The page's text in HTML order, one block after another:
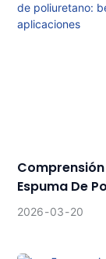
Comprensión
Espuma De
Beneficios Y
2026 03 20